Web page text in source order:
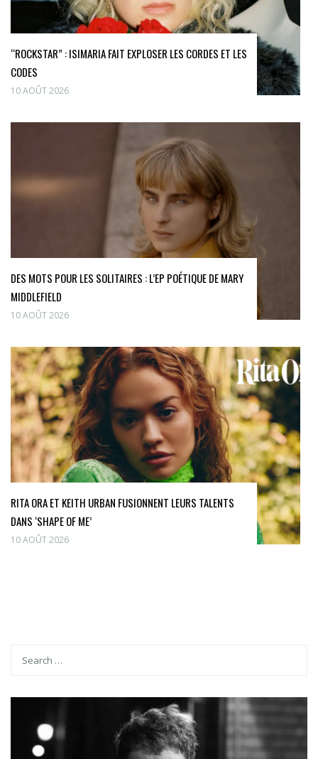
“ROCKSTAR” : ISIMARIA FAIT EXPLOSER LES CORDES ET LES
CODES
10 AOÛT 2026
DES MOTS POUR LES SOLITAIRES : L’EP POÉTIQUE DE MARY
MIDDLEFIELD
10 AOÛT 2026
RITA ORA ET KEITH URBAN FUSIONNENT LEURS TALENTS
DANS ‘SHAPE OF ME’
10 AOÛT 2026